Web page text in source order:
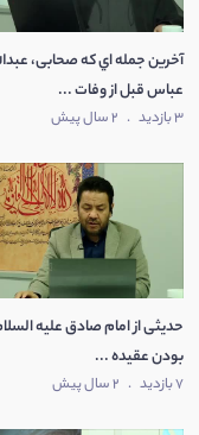
آخرين جمله اي که صحابی،
عباس قبل از وفات ...
3 بازدید . 2 سال پیش
حدیثی از امام صادق علیه
بودن عقیده ...
7 بازدید . 2 سال پیش